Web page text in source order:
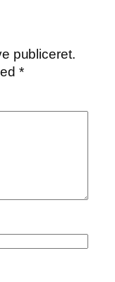
publiceret.
*